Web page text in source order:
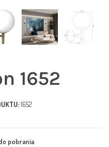
1652
1652
pobrania